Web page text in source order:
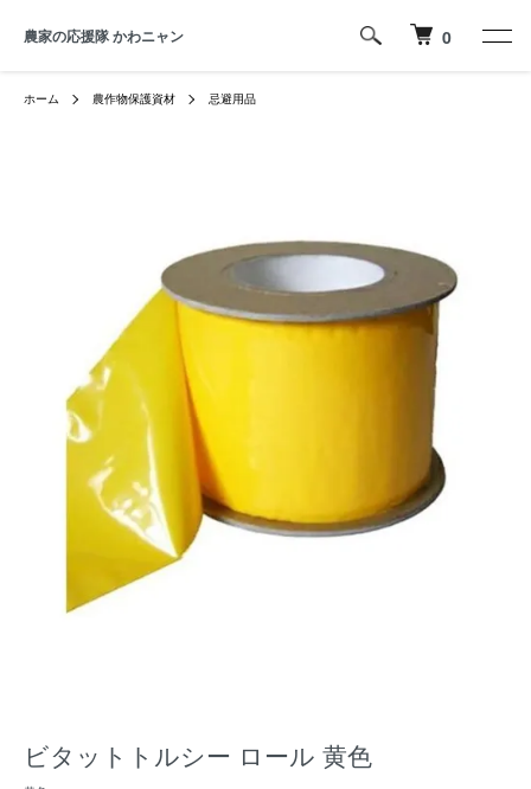
農家の応援隊 かわニャン 0
ホーム 農作物保護資材 忌避用品
ビタットトルシー ロール 黄色